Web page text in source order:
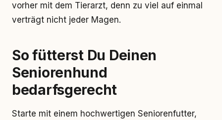
vorher mit dem Tierarzt, denn zu viel auf einmal
verträgt nicht jeder Magen.
So fütterst Du Deinen
Seniorenhund
bedarfsgerecht
Starte mit einem hochwertigen Seniorenfutter,